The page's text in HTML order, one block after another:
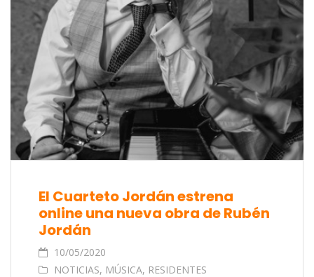
El Cuarteto Jordán estrena
online una nueva obra de Rubén
Jordán
10/05/2020
NOTICIAS, MÚSICA, RESIDENTES